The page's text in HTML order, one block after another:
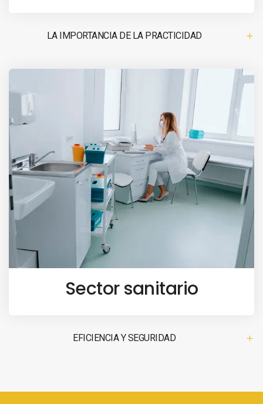
LA IMPORTANCIA DE LA PRACTICIDAD
Sector sanitario
EFICIENCIA Y SEGURIDAD